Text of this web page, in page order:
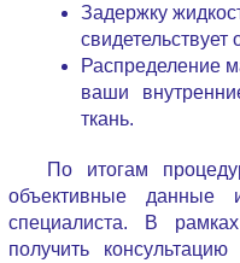
Задержку
свидетельствует
Распределение
ваши
ткань.
По итогам
объективные данные
специалиста. В
получить